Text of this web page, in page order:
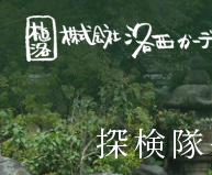
探検